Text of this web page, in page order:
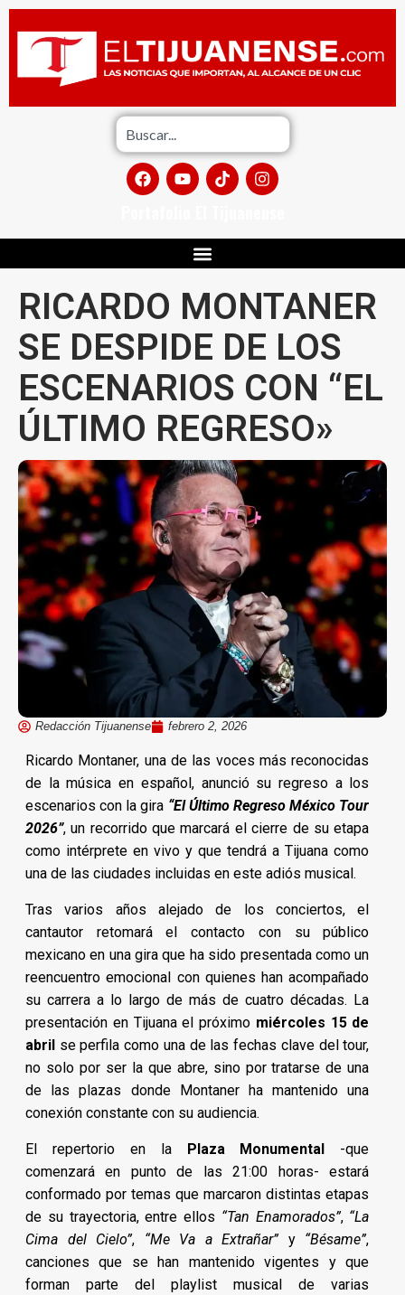
RICARDO MONTANER
SE DESPIDE DE LOS
ESCENARIOS CON “EL
ÚLTIMO REGRESO»
Redacción Tijuanense febrero 2, 2026
Ricardo Montaner, una de las voces más reconocidas
de la música en español, anunció su regreso a los
escenarios con la gira “El Último Regreso México Tour
2026”, un recorrido que marcará el cierre de su etapa
como intérprete en vivo y que tendrá a Tijuana como
una de las ciudades incluidas en este adiós musical.
Tras varios años alejado de los conciertos, el
cantautor retomará el contacto con su público
mexicano en una gira que ha sido presentada como un
reencuentro emocional con quienes han acompañado
su carrera a lo largo de más de cuatro décadas. La
presentación en Tijuana el próximo miércoles 15 de
abril se perfila como una de las fechas clave del tour,
no solo por ser la que abre, sino por tratarse de una
de las plazas donde Montaner ha mantenido una
conexión constante con su audiencia.
El repertorio en la Plaza Monumental -que
comenzará en punto de las 21:00 horas- estará
conformado por temas que marcaron distintas etapas
de su trayectoria, entre ellos “Tan Enamorados”, “La
Cima del Cielo”, “Me Va a Extrañar”y “Bésame”,
canciones que se han mantenido vigentes y que
forman parte del playlist musical de varias